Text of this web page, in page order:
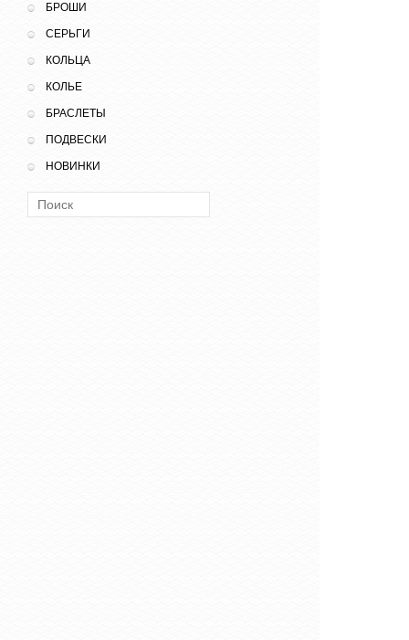
БРОШИ
СЕРЬГИ
КОЛЬЦА
КОЛЬЕ
БРАСЛЕТЫ
ПОДВЕСКИ
НОВИНКИ
Поиск: